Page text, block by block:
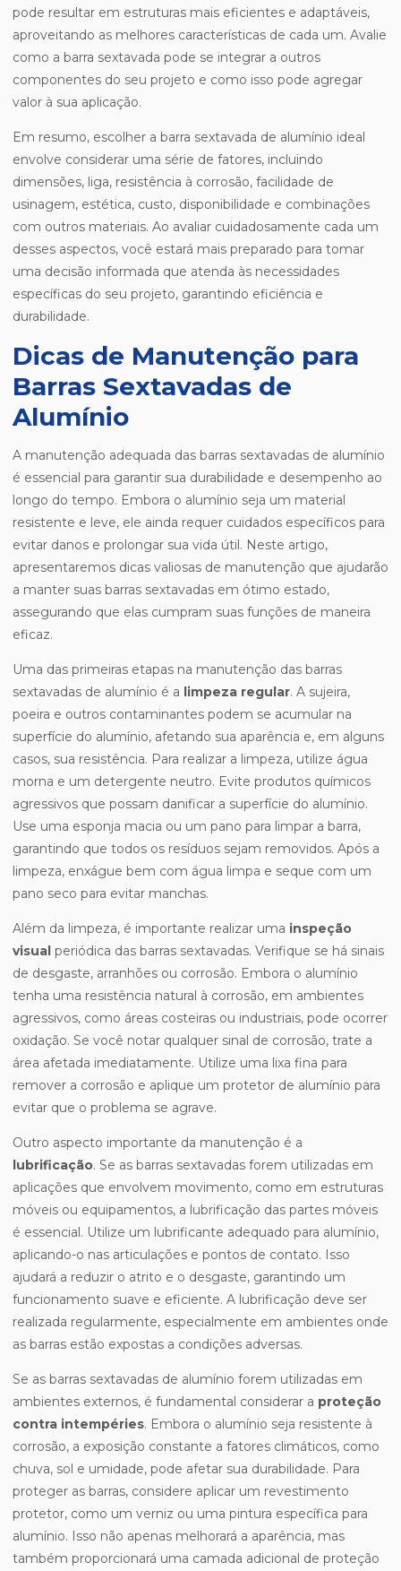
pode resultar em estruturas mais eficientes e adaptáveis,
aproveitando as melhores características de cada um. Avalie
como a barra sextavada pode se integrar a outros
componentes do seu projeto e como isso pode agregar
valor à sua aplicação.
Em resumo, escolher a barra sextavada de alumínio ideal
envolve considerar uma série de fatores, incluindo
dimensões, liga, resistência à corrosão, facilidade de
usinagem, estética, custo, disponibilidade e combinações
com outros materiais. Ao avaliar cuidadosamente cada um
desses aspectos, você estará mais preparado para tomar
uma decisão informada que atenda às necessidades
específicas do seu projeto, garantindo eficiência e
durabilidade.
Dicas de Manutenção para
Barras Sextavadas de
Alumínio
A manutenção adequada das barras sextavadas de alumínio
é essencial para garantir sua durabilidade e desempenho ao
longo do tempo. Embora o alumínio seja um material
resistente e leve, ele ainda requer cuidados específicos para
evitar danos e prolongar sua vida útil. Neste artigo,
apresentaremos dicas valiosas de manutenção que ajudarão
a manter suas barras sextavadas em ótimo estado,
assegurando que elas cumpram suas funções de maneira
eficaz.
Uma das primeiras etapas na manutenção das barras
sextavadas de alumínio é a limpeza regular. A sujeira,
poeira e outros contaminantes podem se acumular na
superfície do alumínio, afetando sua aparência e, em alguns
casos, sua resistência. Para realizar a limpeza, utilize água
morna e um detergente neutro. Evite produtos químicos
agressivos que possam danificar a superfície do alumínio.
Use uma esponja macia ou um pano para limpar a barra,
garantindo que todos os resíduos sejam removidos. Após a
limpeza, enxágue bem com água limpa e seque com um
pano seco para evitar manchas.
Além da limpeza, é importante realizar uma inspeção
visual periódica das barras sextavadas. Verifique se há sinais
de desgaste, arranhões ou corrosão. Embora o alumínio
tenha uma resistência natural à corrosão, em ambientes
agressivos, como áreas costeiras ou industriais, pode ocorrer
oxidação. Se você notar qualquer sinal de corrosão, trate a
área afetada imediatamente. Utilize uma lixa fina para
remover a corrosão e aplique um protetor de alumínio para
evitar que o problema se agrave.
Outro aspecto importante da manutenção é a
lubrificação. Se as barras sextavadas forem utilizadas em
aplicações que envolvem movimento, como em estruturas
móveis ou equipamentos, a lubrificação das partes móveis
é essencial. Utilize um lubrificante adequado para alumínio,
aplicando-o nas articulações e pontos de contato. Isso
ajudará a reduzir o atrito e o desgaste, garantindo um
funcionamento suave e eficiente. A lubrificação deve ser
realizada regularmente, especialmente em ambientes onde
as barras estão expostas a condições adversas.
Se as barras sextavadas de alumínio forem utilizadas em
ambientes externos, é fundamental considerar a proteção
contra intempéries. Embora o alumínio seja resistente à
corrosão, a exposição constante a fatores climáticos, como
chuva, sol e umidade, pode afetar sua durabilidade. Para
proteger as barras, considere aplicar um revestimento
protetor, como um verniz ou uma pintura específica para
alumínio. Isso não apenas melhorará a aparência, mas
também proporcionará uma camada adicional de proteção